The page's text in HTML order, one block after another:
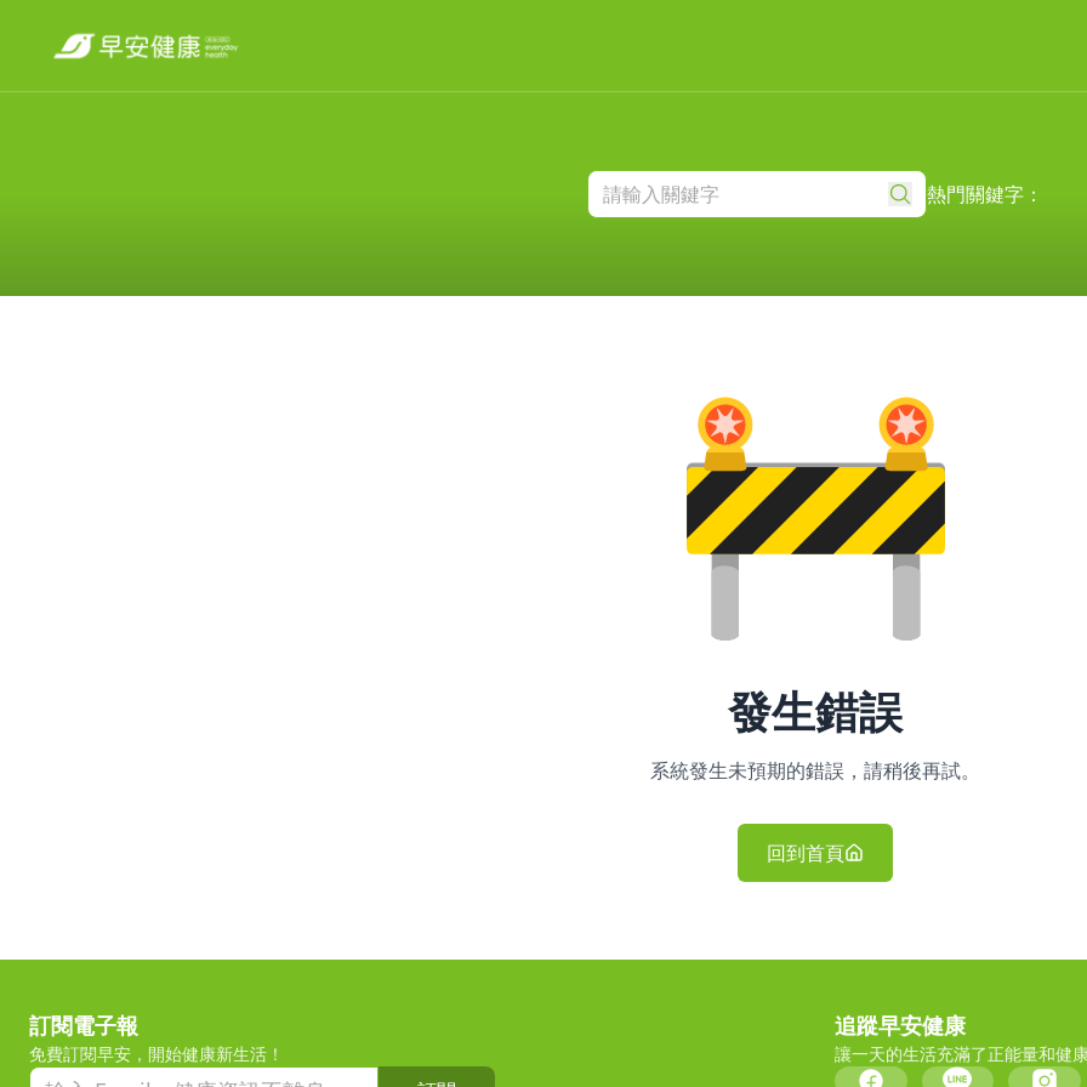
熱門關鍵字：
發生錯誤
系統發生未預期的錯誤，請稍後再試。
回到首頁
訂閱電子報
免費訂閱早安，開始健康新生活！
追蹤早安健康
讓一天的生活充滿了正能量和健